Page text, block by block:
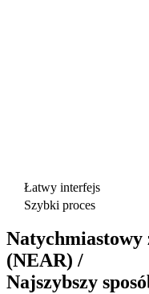
Łatwy interfejs
Szybki proces
(NEAR) /
Najszybszy